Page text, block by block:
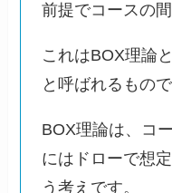
前提でコースの
これはBOX理論
と呼ばれるもので
BOX理論は、コ
にはドローで想
う考えです。